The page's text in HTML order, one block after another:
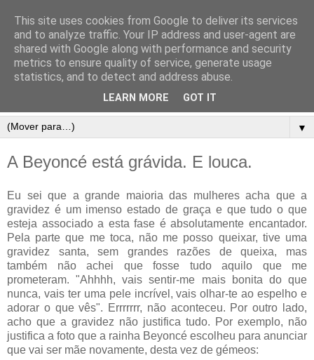
▼
A Beyoncé está grávida. E louca.
Eu sei que a grande maioria das mulheres acha que a
gravidez é um imenso estado de graça e que tudo o que
esteja associado a esta fase é absolutamente encantador.
Pela parte que me toca, não me posso queixar, tive uma
gravidez santa, sem grandes razões de queixa, mas
também não achei que fosse tudo aquilo que me
prometeram. "Ahhhh, vais sentir-me mais bonita do que
nunca, vais ter uma pele incrível, vais olhar-te ao espelho e
adorar o que vês". Errrrrrr, não aconteceu. Por outro lado,
acho que a gravidez não justifica tudo. Por exemplo, não
justifica a foto que a rainha Beyoncé escolheu para anunciar
que vai ser mãe novamente, desta vez de gémeos:
This site uses cookies from Google to deliver its services
and to analyze traffic. Your IP address and user-agent are
shared with Google along with performance and security
metrics to ensure quality of service, generate usage
statistics, and to detect and address abuse.
LEARN MORE GOT IT